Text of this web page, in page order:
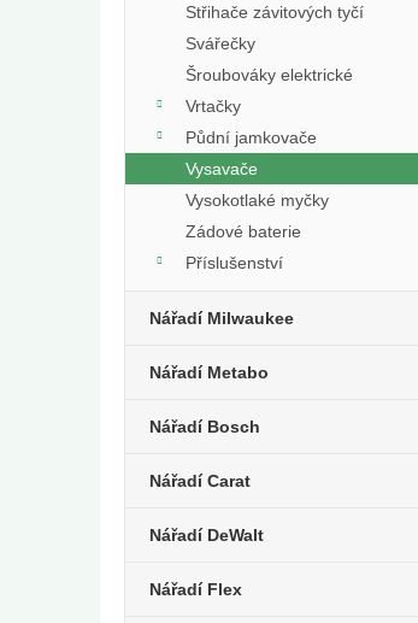
Střihače závitových tyčí
Svářečky
Šroubováky elektrické
Vrtačky
Půdní jamkovače
Vysavače
Vysokotlaké myčky
Zádové baterie
Příslušenství
Nářadí Milwaukee
Nářadí Metabo
Nářadí Bosch
Nářadí Carat
Nářadí DeWalt
Nářadí Flex